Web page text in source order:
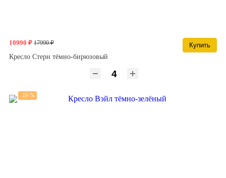
10990 ₽ 17990 ₽
Купить
Кресло Стерн тёмно-бирюзовый
-19 %